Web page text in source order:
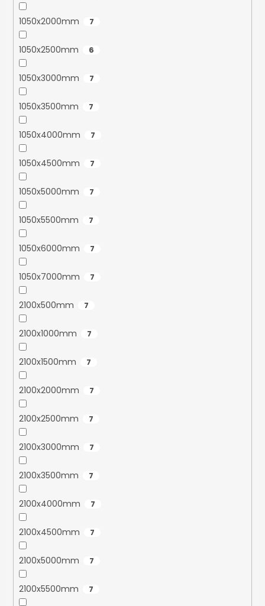
1050x2000mm 7
1050x2500mm 6
1050x3000mm 7
1050x3500mm 7
1050x4000mm 7
1050x4500mm 7
1050x5000mm 7
1050x5500mm 7
1050x6000mm 7
1050x7000mm 7
2100x500mm 7
2100x1000mm 7
2100x1500mm 7
2100x2000mm 7
2100x2500mm 7
2100x3000mm 7
2100x3500mm 7
2100x4000mm 7
2100x4500mm 7
2100x5000mm 7
2100x5500mm 7